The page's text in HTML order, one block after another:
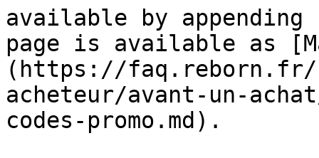
available by
page is available as
(https://faq.reborn.fr/
acheteur/avant-un-
codes-promo.md).